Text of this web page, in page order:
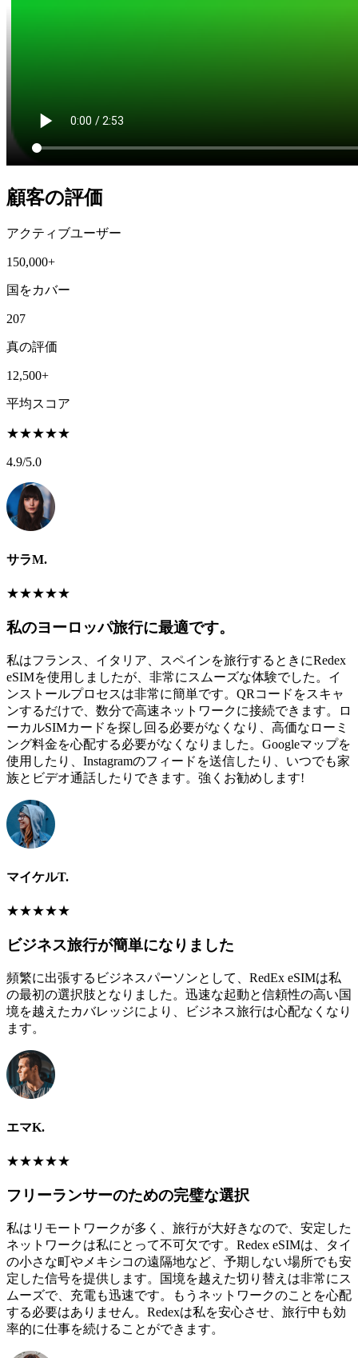
顧客の評価
アクティブユーザー
150,000+
国をカバー
207
真の評価
12,500+
平均スコア
★★★★★
4.9/5.0
サラM.
★★★★★
私のヨーロッパ旅行に最適です。
私はフランス、イタリア、スペインを旅行するときにRedex
eSIMを使用しましたが、非常にスムーズな体験でした。イ
ンストールプロセスは非常に簡単です。QRコードをスキャ
ンするだけで、数分で高速ネットワークに接続できます。ロ
ーカルSIMカードを探し回る必要がなくなり、高価なローミ
ング料金を心配する必要がなくなりました。Googleマップを
使用したり、Instagramのフィードを送信したり、いつでも家
族とビデオ通話したりできます。強くお勧めします!
マイケルT.
★★★★★
ビジネス旅行が簡単になりました
頻繁に出張するビジネスパーソンとして、RedEx eSIMは私
の最初の選択肢となりました。迅速な起動と信頼性の高い国
境を越えたカバレッジにより、ビジネス旅行は心配なくなり
ます。
エマK.
★★★★★
フリーランサーのための完璧な選択
私はリモートワークが多く、旅行が大好きなので、安定した
ネットワークは私にとって不可欠です。Redex eSIMは、タイ
の小さな町やメキシコの遠隔地など、予期しない場所でも安
定した信号を提供します。国境を越えた切り替えは非常にス
ムーズで、充電も迅速です。もうネットワークのことを心配
する必要はありません。Redexは私を安心させ、旅行中も効
率的に仕事を続けることができます。